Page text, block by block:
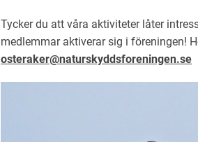
Tycker du att våra aktiviteter låter
medlemmar aktiverar sig i föreningen!
osteraker@naturskyddsforeningen.se